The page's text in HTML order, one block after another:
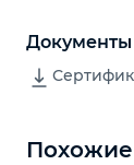
Документы